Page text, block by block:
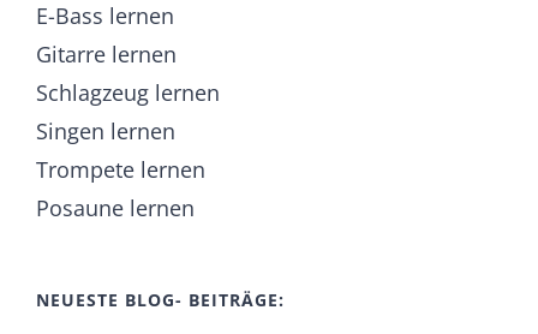
E-Bass lernen
Gitarre lernen
Schlagzeug lernen
Singen lernen
Trompete lernen
Posaune lernen
NEUESTE BLOG- BEITRÄGE: